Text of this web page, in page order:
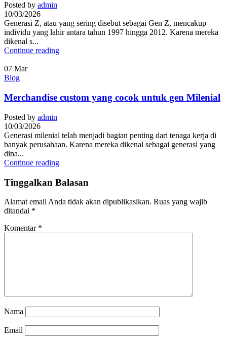
Posted by admin
10/03/2026
Generasi Z, atau yang sering disebut sebagai Gen Z, mencakup
individu yang lahir antara tahun 1997 hingga 2012. Karena mereka
dikenal s...
Continue reading
07 Mar
Blog
Merchandise custom yang cocok untuk gen Milenial
Posted by admin
10/03/2026
Generasi milenial telah menjadi bagian penting dari tenaga kerja di
banyak perusahaan. Karena mereka dikenal sebagai generasi yang
dina...
Continue reading
Tinggalkan Balasan
Alamat email Anda tidak akan dipublikasikan. Ruas yang wajib
ditandai *
Komentar *
Nama
Email